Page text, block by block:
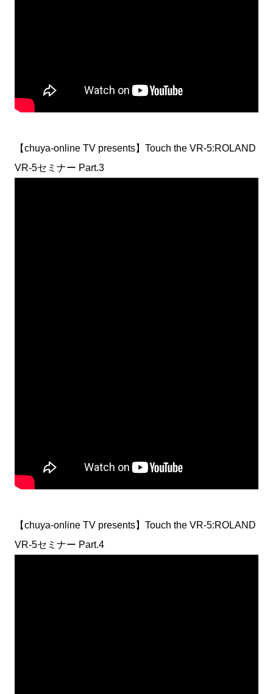
【chuya-online TV presents】Touch the VR-5:ROLAND
VR-5セミナー Part.3
【chuya-online TV presents】Touch the VR-5:ROLAND
VR-5セミナー Part.4